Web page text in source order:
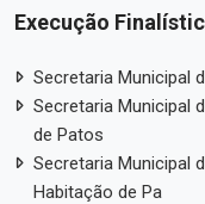
Execução
Secretaria Municipal
Secretaria Municipal
de Patos
Secretaria Municipal
Habitação de Pa